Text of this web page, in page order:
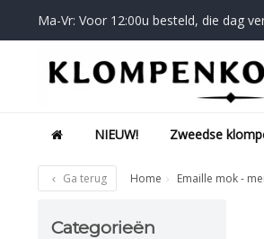
Ma-Vr: Voor 12:00u besteld, die dag
NIEUW! Zweedse
Ga terug Home Emaille mok -
Categorieën